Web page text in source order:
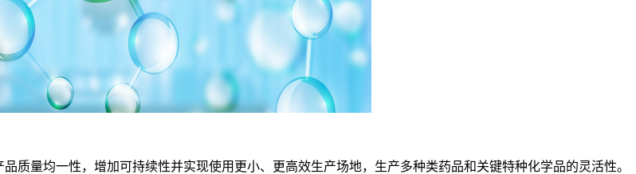
量均一性，增加可持续性并实现使用更小、更高效生产场地，生产多种类药品和关键特种化学品的灵活性。